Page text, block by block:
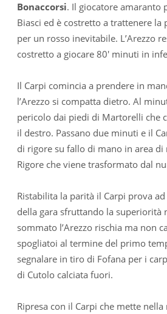
Bonaccorsi. Il giocatore amaranto
Biasci ed è costretto a trattenere la
per un rosso inevitabile. L’Arezzo
costretto a giocare 80′ minuti in
Il Carpi comincia a prendere in
l’Arezzo si compatta dietro. Al
pericolo dai piedi di Martorelli che
il destro. Passano due minuti e il
di rigore su fallo di mano in area di
Rigore che viene trasformato dal
Ristabilita la parità il Carpi prova
della gara sfruttando la superiorità
sommato l’Arezzo rischia ma non
spogliatoi al termine del primo
segnalare in tiro di Fofana per i
di Cutolo calciata fuori.
Ripresa con il Carpi che mette